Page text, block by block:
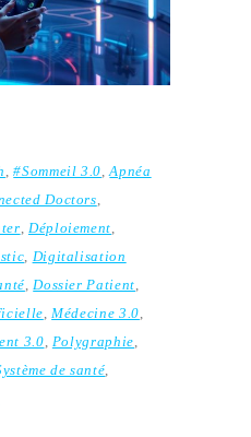
,#Sommeil 3.0,Apnéa
Doctors,
, Déploiement,
, Digitalisation
,Dossier Patient,
,Médecine 3.0,
3.0, Polygraphie,
de santé,